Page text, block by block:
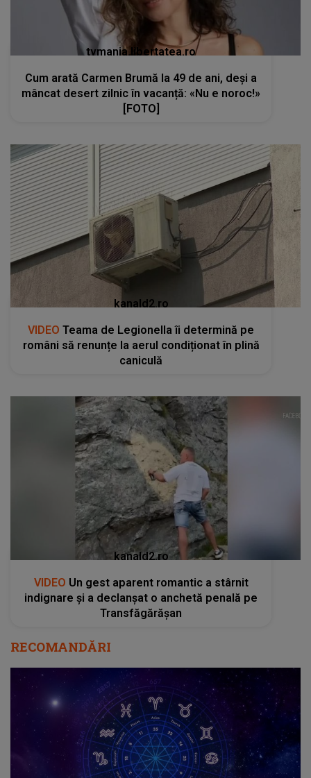
tvmania.libertatea.ro
Cum arată Carmen Brumă la 49 de ani, deși a
mâncat desert zilnic în vacanță: «Nu e noroc!»
[FOTO]
kanald2.ro
VIDEO Teama de Legionella îi determină pe
români să renunțe la aerul condiționat în plină
caniculă
kanald2.ro
VIDEO Un gest aparent romantic a stârnit
indignare și a declanșat o anchetă penală pe
Transfăgărășan
RECOMANDĂRI